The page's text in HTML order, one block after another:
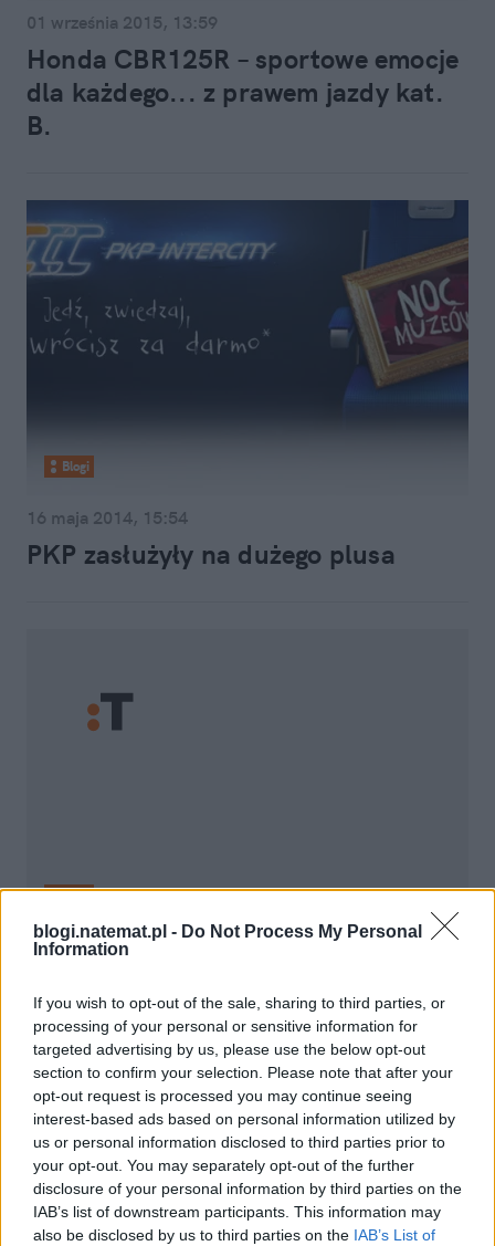
blogi.natemat.pl - Do Not Process My Personal
Information
If you wish to opt-out of the sale, sharing to third parties, or
processing of your personal or sensitive information for
targeted advertising by us, please use the below opt-out
section to confirm your selection. Please note that after your
opt-out request is processed you may continue seeing
interest-based ads based on personal information utilized by
us or personal information disclosed to third parties prior to
your opt-out. You may separately opt-out of the further
disclosure of your personal information by third parties on the
IAB’s list of downstream participants. This information may
also be disclosed by us to third parties on the IAB’s List of
01 września 2015, 13:59
Honda CBR125R – sportowe emocje
dla każdego... z prawem jazdy kat.
B.
Blogi
16 maja 2014, 15:54
PKP zasłużyły na dużego plusa
Blogi
15 stycznia 2014, 17:32
autobusach i tramwajach